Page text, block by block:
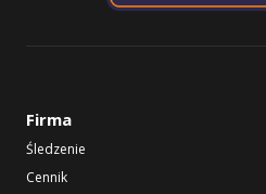
Firma
Śledzenie
Cennik